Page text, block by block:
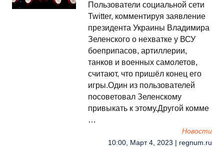
Пользователи социальной сети
Twitter, комментируя заявление
президента Украины Владимира
Зеленского о нехватке у ВСУ
боеприпасов, артиллерии,
танков и военных самолетов,
считают, что пришёл конец его
игры.Один из пользователей
посоветовал Зеленскому
привыкать к этому.Другой комме
…
Новости
10:00, Март 4, 2023 | regnum.ru